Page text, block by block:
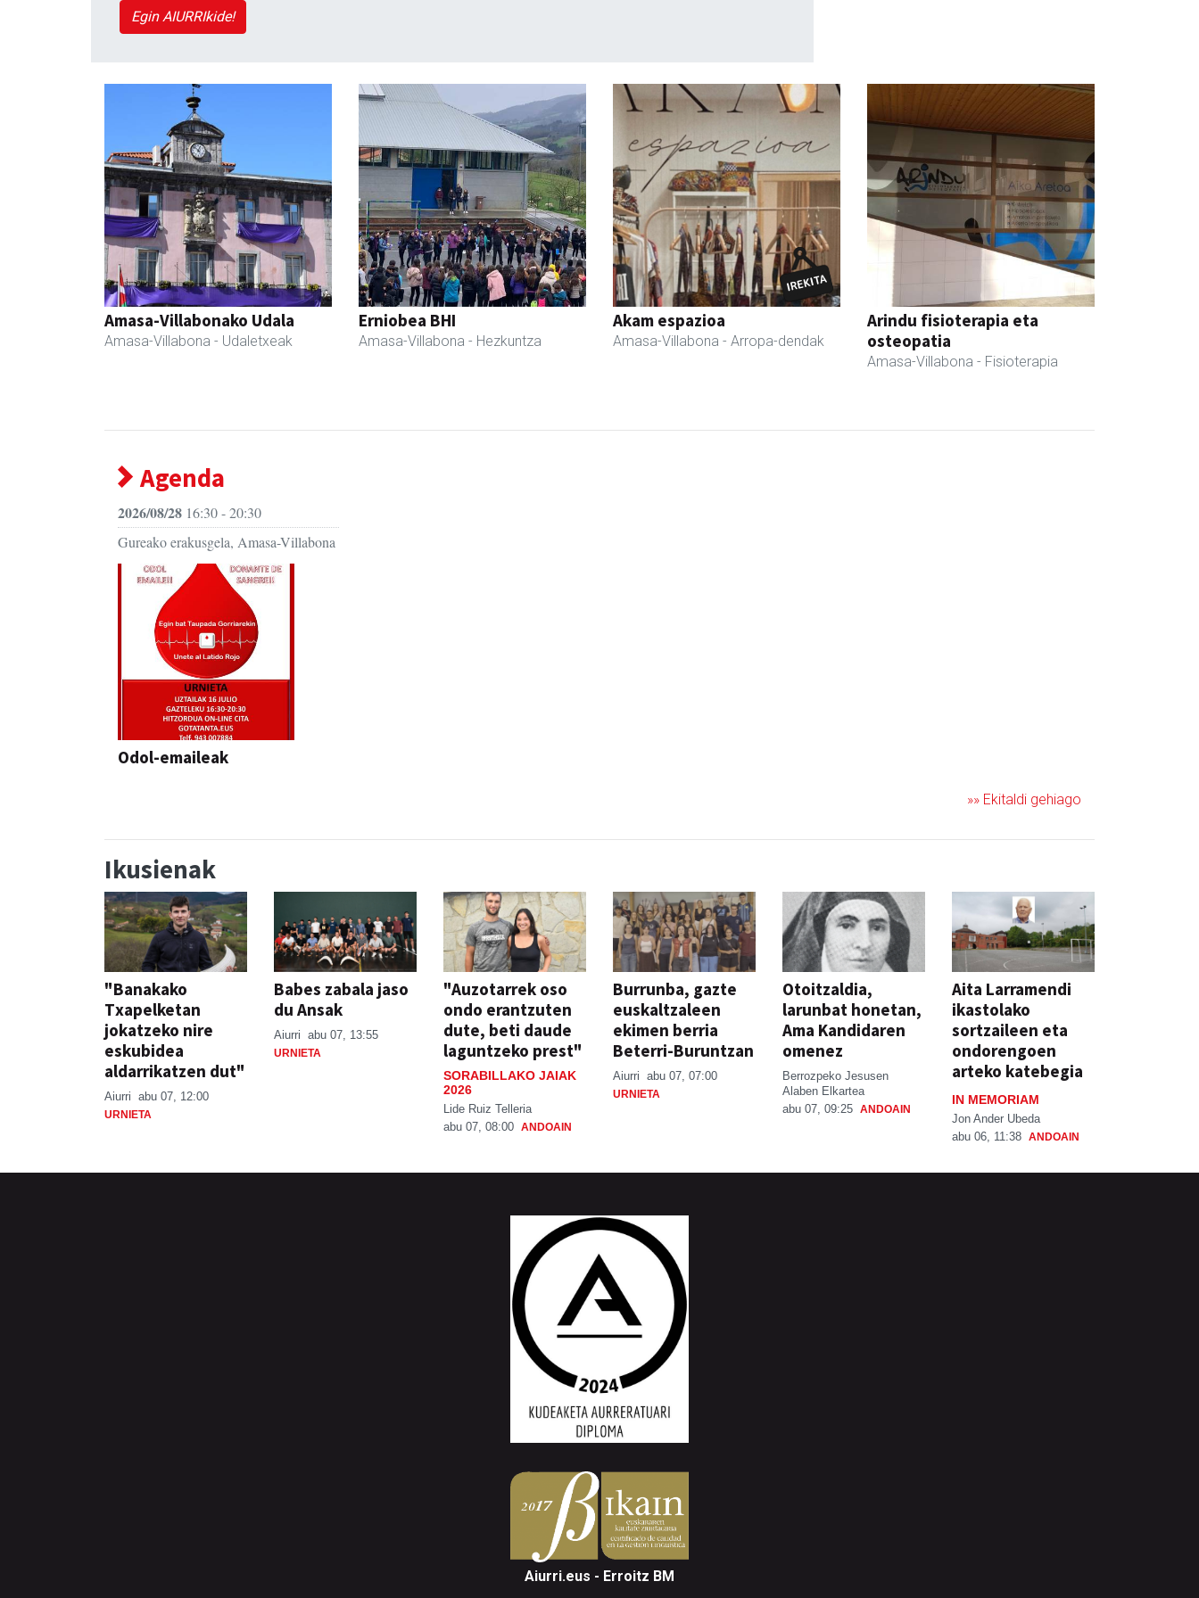
Egin AIURRIkide!
Amasa-Villabonako Udala
Amasa-Villabona - Udaletxeak
Erniobea BHI
Amasa-Villabona - Hezkuntza
Akam espazioa
Amasa-Villabona - Arropa-dendak
Arindu fisioterapia eta
osteopatia
Amasa-Villabona - Fisioterapia
Agenda
2026/08/28 16:30 - 20:30
Gureako erakusgela, Amasa-Villabona
Odol-emaileak
»» Ekitaldi gehiago
Ikusienak
"Banakako
Txapelketan
jokatzeko nire
eskubidea
aldarrikatzen dut"
Aiurri abu 07, 12:00
URNIETA
Babes zabala jaso
du Ansak
Aiurri abu 07, 13:55
URNIETA
"Auzotarrek oso
ondo erantzuten
dute, beti daude
laguntzeko prest"
SORABILLAKO JAIAK
2026
Lide Ruiz Telleria
abu 07, 08:00 ANDOAIN
Burrunba, gazte
euskaltzaleen
ekimen berria
Beterri-Buruntzan
Aiurri abu 07, 07:00
URNIETA
Otoitzaldia,
larunbat honetan,
Ama Kandidaren
omenez
Berrozpeko Jesusen
Alaben Elkartea
abu 07, 09:25 ANDOAIN
Aita Larramendi
ikastolako
sortzaileen eta
ondorengoen
arteko katebegia
IN MEMORIAM
Jon Ander Ubeda
abu 06, 11:38 ANDOAIN
Aiurri.eus - Erroitz BM